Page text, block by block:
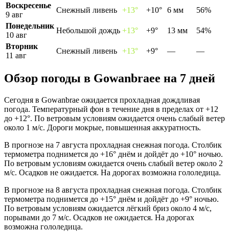
Воскресенье
9 авг
Снежный ливень +13° +10° 6 мм
56%
Понедельник
10 авг
Небольшой дождь +13° +9° 13 мм
54%
Вторник
11 авг
Снежный ливень +13° +9° — —
Обзор погоды в Gowanbraeе на 7 дней
Сегодня в Gowanbrae ожидается прохладная дождливая
погода. Температурный фон в течение дня в пределах от +12
до +12°. По ветровым условиям ожидается очень слабый ветер
около 1 м/с. Дороги мокрые, повышенная аккуратность.
В прогнозе на 7 августа прохладная снежная погода. Столбик
термометра поднимется до +16° днём и дойдёт до +10° ночью.
По ветровым условиям ожидается очень слабый ветер около 2
м/с. Осадков не ожидается. На дорогах возможна гололедица.
В прогнозе на 8 августа прохладная снежная погода. Столбик
термометра поднимется до +15° днём и дойдёт до +9° ночью.
По ветровым условиям ожидается лёгкий бриз около 4 м/с,
порывами до 7 м/с. Осадков не ожидается. На дорогах
возможна гололедица.